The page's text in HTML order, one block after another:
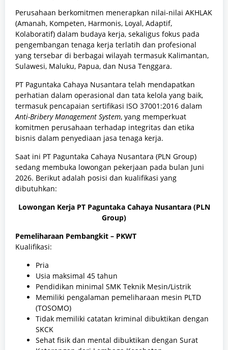
Perusahaan berkomitmen menerapkan nilai-nilai AKHLAK
(Amanah, Kompeten, Harmonis, Loyal, Adaptif,
Kolaboratif) dalam budaya kerja, sekaligus fokus pada
pengembangan tenaga kerja terlatih dan profesional
yang tersebar di berbagai wilayah termasuk Kalimantan,
Sulawesi, Maluku, Papua, dan Nusa Tenggara.
PT Paguntaka Cahaya Nusantara telah mendapatkan
perhatian dalam operasional dan tata kelola yang baik,
termasuk pencapaian sertifikasi ISO 37001:2016 dalam
Anti-Bribery Management System, yang memperkuat
komitmen perusahaan terhadap integritas dan etika
bisnis dalam penyediaan jasa tenaga kerja.
Saat ini PT Paguntaka Cahaya Nusantara (PLN Group)
sedang membuka lowongan pekerjaan pada bulan Juni
2026. Berikut adalah posisi dan kualifikasi yang
dibutuhkan:
Lowongan Kerja PT Paguntaka Cahaya Nusantara (PLN
Group)
Pemeliharaan Pembangkit – PKWT
Kualifikasi:
Pria
Usia maksimal 45 tahun
Pendidikan minimal SMK Teknik Mesin/Listrik
Memiliki pengalaman pemeliharaan mesin PLTD
(TOSOMO)
Tidak memiliki catatan kriminal dibuktikan dengan
SKCK
Sehat fisik dan mental dibuktikan dengan Surat